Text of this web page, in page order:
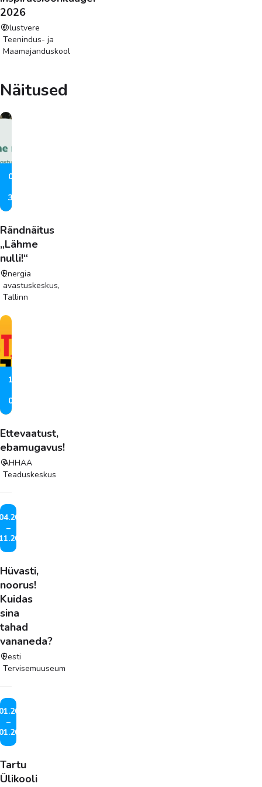
2026
Olustvere
Teenindus- ja
Maamajanduskool
Näitused
05.05
30.09
Rändnäitus
„Lähme
nulli!“
Energia
avastuskeskus,
Tallinn
13.05
01.11
Ettevaatust,
ebamugavus!
AHHAA
Teaduskeskus
–
Hüvasti,
noorus!
Kuidas
sina
tahad
vananeda?
Eesti
Tervisemuuseum
–
Tartu
Ülikooli